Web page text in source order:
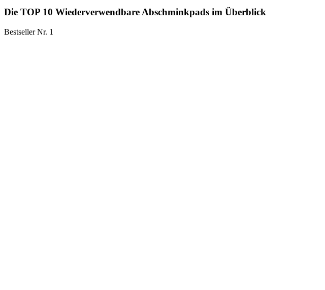
Die TOP 10 Wiederverwendbare Abschminkpads im Überblick
Bestseller Nr. 1